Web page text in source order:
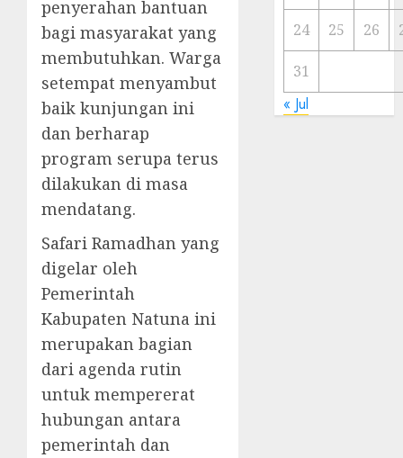
penyerahan bantuan
bagi masyarakat yang
membutuhkan. Warga
setempat menyambut
baik kunjungan ini
dan berharap
program serupa terus
dilakukan di masa
mendatang.
Safari Ramadhan yang
digelar oleh
Pemerintah
Kabupaten Natuna ini
merupakan bagian
dari agenda rutin
untuk mempererat
hubungan antara
pemerintah dan
24 25 26
31
« Jul